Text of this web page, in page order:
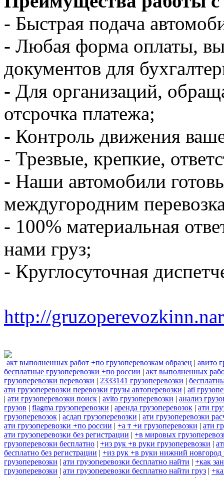
- Быстрая подача
- Любая форма оплаты,
документов для
- Для организаций,
отсрочка платежа;
- Контроль движения
- Трезвые, крепкие,
- Наши автомобили
междугородним
- 100% материальная
нами груз;
- Круглосуточная
http://
акт выполненных работ +по грузоперевозкам образец | авито
бесплатные грузоперевозки +по россии | акт выполненных
грузоперевозки перевозки | 2333141 грузоперевозки |
ати грузоперевозки перевозки грузы автоперевозки | ati
| ати грузоперевозки поиск | avito грузоперевозки | анализ
грузов | flagma грузоперевозки | аренда грузоперевозок | ати
грузоперевозок | асдап грузоперевозки | ати грузоперевозки
ати грузоперевозки +по россии | +а т +и грузоперевозки | ати
ати грузоперевозки без регистрации | +в мировых
грузоперевозки бесплатно | +из рук +в руки грузоперевозки |
бесплатно без регистрации | +из рук +в руки нижний новгород
грузоперевозки | ати грузоперевозки бесплатно найти | +как
грузоперевозки | ати грузоперевозки бесплатно найти груз |